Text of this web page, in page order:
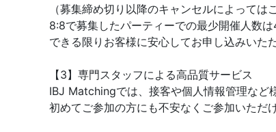
（募集締め切り以降のキャンセルによっては
8:8で募集したパーティーでの最少開催人数
できる限りお客様に安心してお申し込みいた
【3】専門スタッフによる高品質サービス
IBJ Matchingでは、接客や個人情報管理など
初めてご参加の方にも不安なくご参加いただ